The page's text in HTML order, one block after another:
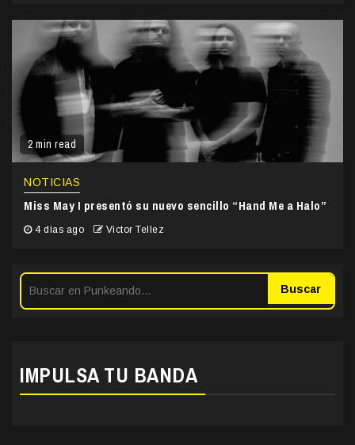
2 min read
NOTICIAS
Miss May I presentó su nuevo sencillo “Hand Me a Halo”
4 días ago Victor Tellez
Buscar
IMPULSA TU BANDA